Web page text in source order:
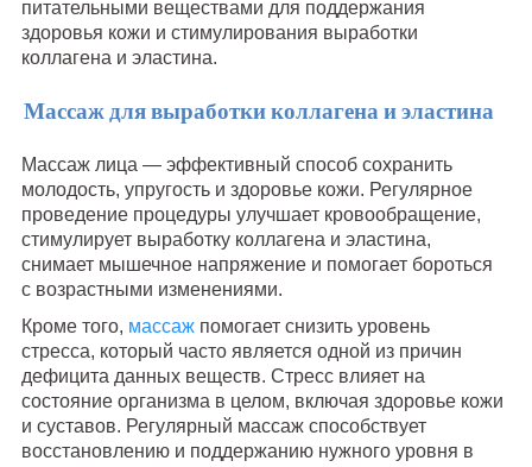
питательными веществами для поддержания
здоровья кожи и стимулирования выработки
коллагена и эластина.
Массаж для выработки коллагена и эластина
Массаж лица — эффективный способ сохранить
молодость, упругость и здоровье кожи. Регулярное
проведение процедуры улучшает кровообращение,
стимулирует выработку коллагена и эластина,
снимает мышечное напряжение и помогает бороться
с возрастными изменениями.
Кроме того, массажпомогает снизить уровень
стресса, который часто является одной из причин
дефицита данных веществ. Стресс влияет на
состояние организма в целом, включая здоровье кожи
и суставов. Регулярный массаж способствует
восстановлению и поддержанию нужного уровня в